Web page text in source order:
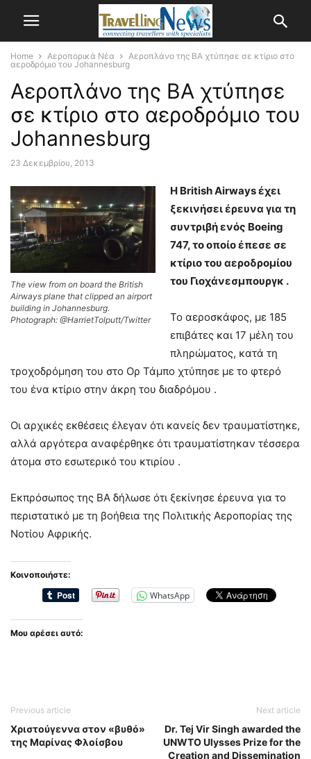
Home Αεροπορικά Νέα
Αεροπλάνο της ΒΑ χτύπησε σε κτίριο στο
αεροδρόμιο του Johannesburg
Αεροπλάνο της ΒΑ χτύπησε
σε κτίριο στο αεροδρόμιο του
Johannesburg
23 Δεκεμβρίου, 2013
The view from on board the British
Airways plane that clipped an airport
building in Johannesburg.
Photograph: @HarrietTolputt/Twitter
Η British Airways έχει
ξεκινήσει έρευνα για τη
συντριβή ενός Boeing
747, το οποίο έπεσε σε
κτίριο του αεροδρομίου
του Γιοχάνεσμπουργκ .
Το αεροσκάφος, με 185
επιβάτες και 17 μέλη του
πληρώματος, κατά τη
τροχοδρόμηση του στο Ορ Τάμπο χτύπησε με το φτερό
του ένα κτίριο στην άκρη του διαδρόμου .
Οι αρχικές εκθέσεις έλεγαν ότι κανείς δεν τραυματίστηκε,
αλλά αργότερα αναφέρθηκε ότι τραυματίστηκαν τέσσερα
άτομα στο εσωτερικό του κτιρίου .
Εκπρόσωπος της ΒΑ δήλωσε ότι ξεκίνησε έρευνα για το
περιστατικό με τη βοήθεια της Πολιτικής Αεροπορίας της
Νοτίου Αφρικής.
Κοινοποιήστε:
WhatsApp
Μου αρέσει αυτό:
Previous article
Χριστούγεννα στον «βυθό»
της Μαρίνας Φλοίσβου
Next article
Dr. Tej Vir Singh awarded the
UNWTO Ulysses Prize for the
Creation and Dissemination